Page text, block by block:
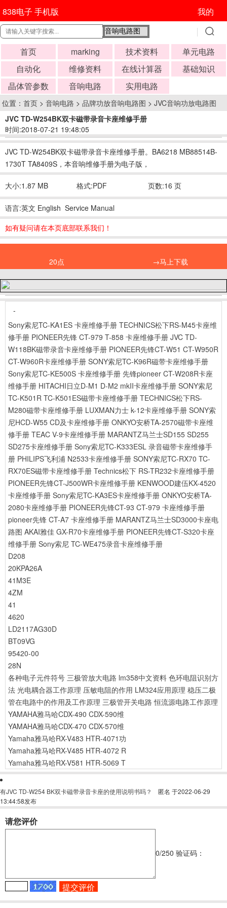
838电子 手机版 我的
首页 marking 技术资料
单元电路
自动化
维修资料 在线计算器
基础知识
晶体管参数
音响电路 实用电路
位置： 首页 > 音响电路 > 品牌功放音响电路图 > JVC音响功放电路图
JVC TD-W254BK双卡磁带录音卡座维修手册
时间:2018-07-21 19:48:05
JVC TD-W254BK双卡磁带录音卡座维修手册。BA6218 MB88514B-
1730T TA8409S，本音响维修手册为电子版，
大小:1.87 MB 格式:PDF 页数:16 页
语言:英文 English Service Manual
如有疑问请在本页底部联系我们！
20点 →马上下载
-
Sony索尼TC-KA1ES 卡座维修手册 TECHNICS松下RS-M45卡座维
修手册 PIONEER先锋 CT-979 T-858 卡座维修手册 JVC TD-
W118BK磁带录音卡座维修手册 PIONEER先锋CT-W51 CT-W950R
CT-W960R卡座维修手册 SONY索尼TC-K96R磁带卡座维修手册
Sony索尼TC-KE500S 卡座维修手册 先锋pioneer CT-W208R卡座
维修手册 HITACHI日立D-M1 D-M2 mkII卡座维修手册 SONY索尼
TC-K501R TC-K501ES磁带卡座维修手册 TECHNICS松下RS-
M280磁带卡座维修手册 LUXMAN力士 k-12卡座维修手册 SONY索
尼HCD-W55 CD及卡座维修手册 ONKYO安桥TA-2570磁带卡座维
修手册 TEAC V-9卡座维修手册 MARANTZ马兰士SD155 SD255
SD275卡座维修手册 Sony索尼TC-K333ESL 录音磁带卡座维修手
册 PHILIPS飞利浦 N2533卡座维修手册 SONY索尼TC-RX70 TC-
RX70ES磁带卡座维修手册 Technics松下 RS-TR232卡座维修手册
PIONEER先锋CT-J500WR卡座维修手册 KENWOOD建伍KX-4520
卡座维修手册 Sony索尼TC-KA3ES卡座维修手册 ONKYO安桥TA-
2080卡座维修手册 PIONEER先锋CT-93 CT-979 卡座维修手册
pioneer先锋 CT-A7 卡座维修手册 MARANTZ马兰士SD3000卡座电
路图 AKAI雅佳 GX-R70卡座维修手册 PIONEER先锋CT-S320卡座
维修手册 Sony索尼 TC-WE475录音卡座维修手册
D208
20KPA26A
41M3E
4ZM
41
4620
LD2117AG30D
BT09VG
95420-00
28N
各种电子元件符号 三极管放大电路 lm358中文资料 色环电阻识别方
法 光电耦合器工作原理 压敏电阻的作用 LM324应用原理 稳压二极
管在电路中的作用及工作原理 三极管开关电路 恒流源电路工作原理
YAMAHA雅马哈CDX-490 CDX-590维
YAMAHA雅马哈CDX-470 CDX-570维
Yamaha雅马哈RX-V483 HTR-4071功
Yamaha雅马哈RX-V485 HTR-4072 R
Yamaha雅马哈RX-V581 HTR-5069 T
有JVC TD-W254 BK双卡磁带录音卡座的使用说明书吗？ 匿名 于2022-06-29
13:44:58发布
请您评价
0/250 验证码：